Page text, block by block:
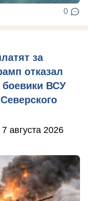
0
за
отказал
боевики ВСУ
августа 2026